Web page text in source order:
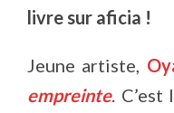
livre sur aficia !
Jeune artiste,
empreinte.